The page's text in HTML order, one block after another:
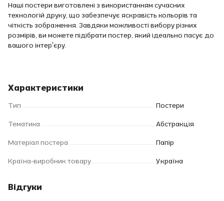
Наші постери виготовлені з використанням сучасних
технологій друку, що забезпечує яскравість кольорів та
чіткість зображення. Завдяки можливості вибору різних
розмірів, ви можете підібрати постер, який ідеально пасує до
вашого інтер'єру.
Характеристики
Тип Постери
Тематика Абстракція
Матеріал постера Папір
Країна-виробник товару Україна
Відгуки